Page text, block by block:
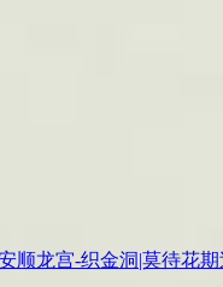
顺龙宫-织金洞|莫待花